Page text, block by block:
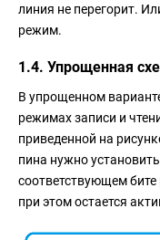
линия не перегорит.
режим.
1.4. Упрощенная
В упрощенном
режимах записи и
приведенной на
пина нужно
соответствующем бите
при этом остается